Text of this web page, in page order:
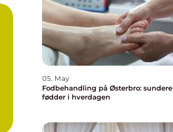
05. May
Fodbehandling på Østerbro: sundere
fødder i hverdagen